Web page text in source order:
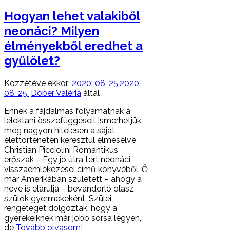
Hogyan lehet valakiből
neonáci? Milyen
élményekből eredhet a
gyűlölet?
Közzétéve ekkor: 2020. 08. 25.2020.
08. 25. Dóber Valéria által
Ennek a fájdalmas folyamatnak a
lélektani összefüggéseit ismerhetjük
meg nagyon hitelesen a saját
élettörténetén keresztül elmesélve
Christian Picciolini Romantikus
erőszak – Egy jó útra tért neonáci
visszaemlékezései című könyvéből. Ő
már Amerikában született – ahogy a
neve is elárulja – bevándorló olasz
szülők gyermekeként. Szülei
rengeteget dolgoztak, hogy a
gyerekeiknek már jobb sorsa legyen,
de Tovább olvasom!